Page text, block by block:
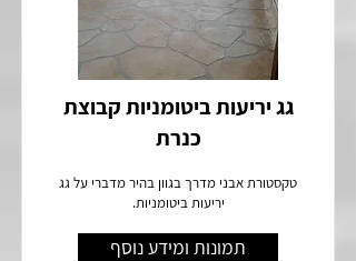
גג יריעות ביטומניות קבוצת
כנרת
טקסטורת אבני מדרך בגוון בהיר מדברי על גג
יריעות ביטומניות.
תמונות ומידע נוסף